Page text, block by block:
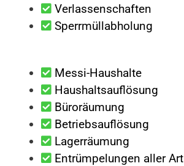
Verlassenschaften
Sperrmüllabholung
Messi-Haushalte
Haushaltsauflösung
Büroräumung
Betriebsauflösung
Lagerräumung
Entrümpelungen aller Art